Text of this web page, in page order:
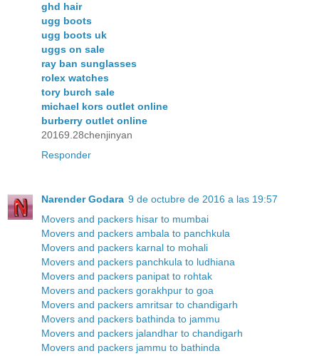
ghd hair
ugg boots
ugg boots uk
uggs on sale
ray ban sunglasses
rolex watches
tory burch sale
michael kors outlet online
burberry outlet online
20169.28chenjinyan
Responder
Narender Godara 9 de octubre de 2016 a las 19:57
Movers and packers hisar to mumbai
Movers and packers ambala to panchkula
Movers and packers karnal to mohali
Movers and packers panchkula to ludhiana
Movers and packers panipat to rohtak
Movers and packers gorakhpur to goa
Movers and packers amritsar to chandigarh
Movers and packers bathinda to jammu
Movers and packers jalandhar to chandigarh
Movers and packers jammu to bathinda